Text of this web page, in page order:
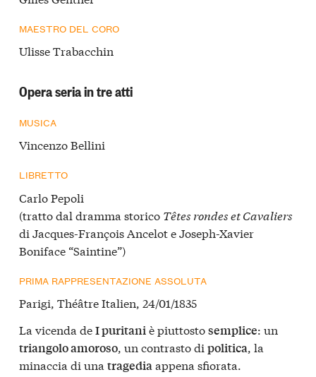
MAESTRO DEL CORO
Ulisse Trabacchin
Opera seria in tre atti
MUSICA
Vincenzo Bellini
LIBRETTO
Carlo Pepoli
(tratto dal dramma storico Têtes rondes et Cavaliers
di Jacques-François Ancelot e Joseph-Xavier
Boniface “Saintine”)
PRIMA RAPPRESENTAZIONE ASSOLUTA
Parigi, Théâtre Italien, 24/01/1835
La vicenda deI puritaniè piuttostosemplice: un
triangolo amoroso, un contrasto di politica, la
minaccia di una tragediaappena sfiorata.